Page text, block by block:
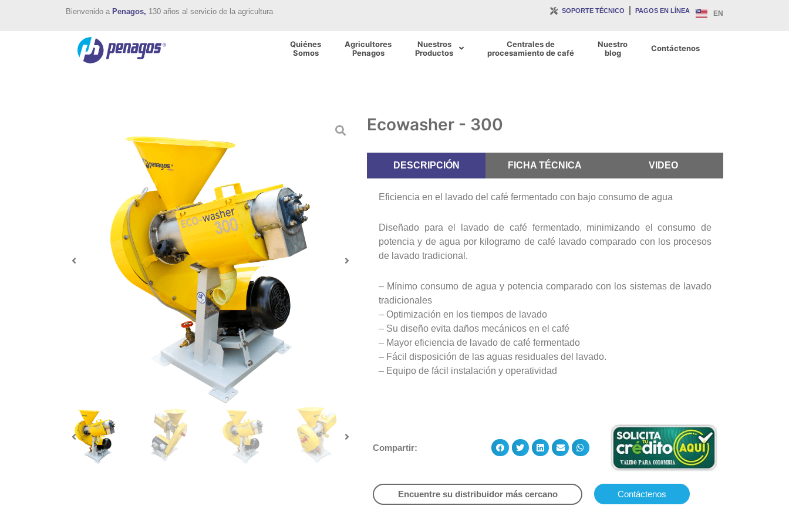
Bienvenido a Penagos, 130 años al servicio de la agricultura SOPORTE TÉCNICO PAGOS EN LÍNEA EN
Quiénes
Somos
Agricultores
Penagos
Nuestros
Productos
Centrales de
procesamiento de café
Nuestro
blog
Contáctenos
Ecowasher - 300
DESCRIPCIÓN FICHA TÉCNICA VIDEO
Eficiencia en el lavado del café fermentado con bajo consumo de agua
Diseñado para el lavado de café fermentado, minimizando el consumo de
potencia y de agua por kilogramo de café lavado comparado con los procesos
de lavado tradicional.
– Mínimo consumo de agua y potencia comparado con los sistemas de lavado
tradicionales
– Optimización en los tiempos de lavado
– Su diseño evita daños mecánicos en el café
– Mayor eficiencia de lavado de café fermentado
– Fácil disposición de las aguas residuales del lavado.
– Equipo de fácil instalación y operatividad
Compartir:
Encuentre su distribuidor más cercano Contáctenos